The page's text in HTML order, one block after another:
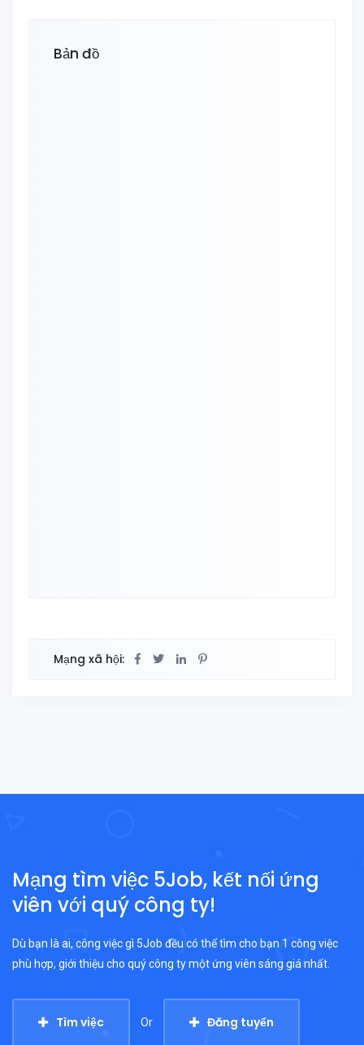
Bản đồ
Mạng xã hội:
Mạng tìm việc 5Job, kết nối ứng
viên với quý công ty!
Dù bạn là ai, công việc gì 5Job đều có thể tìm cho bạn 1 công việc
phù hợp, giới thiệu cho quý công ty một ứng viên sáng giá nhất.
Tìm việc Or Đăng tuyển